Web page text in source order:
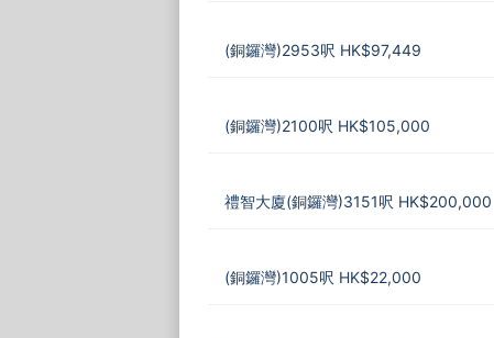
(銅鑼灣)2953呎 HK$97,449
(銅鑼灣)2100呎 HK$105,000
禮智大廈(銅鑼灣)3151呎 HK$200,000
(銅鑼灣)1005呎 HK$22,000